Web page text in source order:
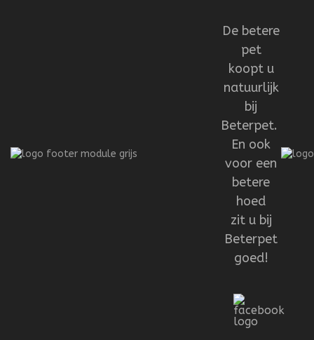
De betere
pet
koopt u
natuurlijk
bij
Beterpet.
En ook
voor een
betere
hoed
zit u bij
Beterpet
goed!